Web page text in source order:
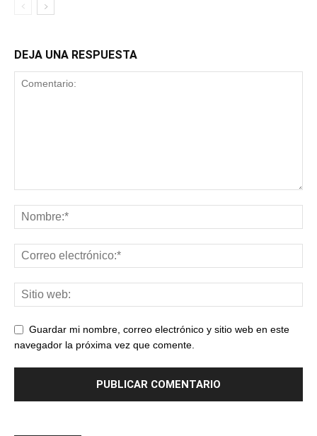
DEJA UNA RESPUESTA
Guardar mi nombre, correo electrónico y sitio web en este
navegador la próxima vez que comente.